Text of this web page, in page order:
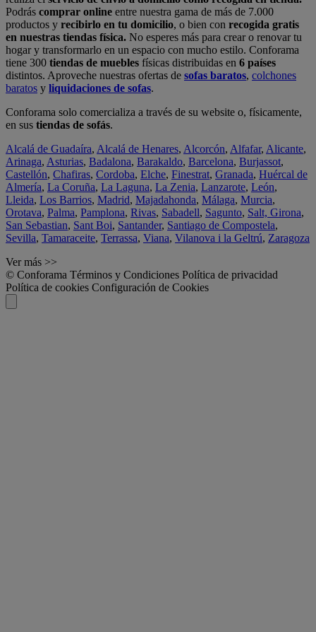
Podrás comprar online entre nuestra gama de más de 7.000
productos y recibirlo en tu domicilio, o bien con recogida gratis
en nuestras tiendas física. No esperes más para crear o renovar tu
hogar y transformarlo en un espacio con mucho estilo. Conforama
tiene 300 tiendas de muebles físicas distribuidas en 6 países
distintos. Aproveche nuestras ofertas de sofas baratos, colchones
baratos y liquidaciones de sofas.
Conforama solo comercializa a través de su website o, físicamente,
en sus tiendas de sofás.
Alcalá de Guadaíra, Alcalá de Henares, Alcorcón, Alfafar, Alicante,
Arinaga, Asturias, Badalona, Barakaldo, Barcelona, Burjassot,
Castellón, Chafiras, Cordoba, Elche, Finestrat, Granada, Huércal de
Almería, La Coruña, La Laguna, La Zenia, Lanzarote, León,
Lleida, Los Barrios, Madrid, Majadahonda, Málaga, Murcia,
Orotava, Palma, Pamplona, Rivas, Sabadell, Sagunto, Salt, Girona,
San Sebastian, Sant Boi, Santander, Santiago de Compostela,
Sevilla, Tamaraceite, Terrassa, Viana, Vilanova i la Geltrú, Zaragoza
Ver más >>
© Conforama Términos y Condiciones Política de privacidad
Política de cookies Configuración de Cookies